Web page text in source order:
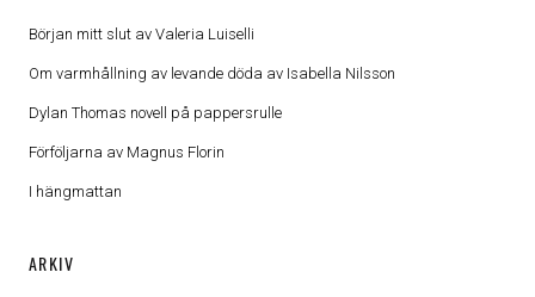
Början mitt slut av Valeria Luiselli
Om varmhållning av levande döda av Isabella Nilsson
Dylan Thomas novell på pappersrulle
Förföljarna av Magnus Florin
I hängmattan
ARKIV